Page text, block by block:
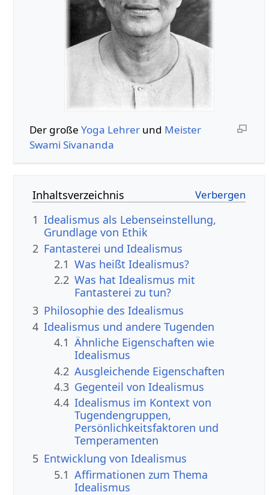
Der große Yoga Lehrerund Meister
Swami Sivananda
Inhaltsverzeichnis
1 Idealismus als Lebenseinstellung,
Grundlage von Ethik
2 Fantasterei und Idealismus
2.1 Was heißt Idealismus?
2.2 Was hat Idealismus mit
Fantasterei zu tun?
3 Philosophie des Idealismus
4 Idealismus und andere Tugenden
4.1 Ähnliche Eigenschaften wie
Idealismus
4.2 Ausgleichende Eigenschaften
4.3 Gegenteil von Idealismus
4.4 Idealismus im Kontext von
Tugendengruppen,
Persönlichkeitsfaktoren und
Temperamenten
5 Entwicklung von Idealismus
5.1 Affirmationen zum Thema
Idealismus